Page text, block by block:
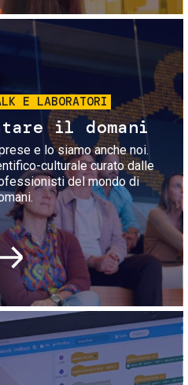
Immagine
E LABORATORI
il domani
e lo siamo anche noi.
culturale curato dalle
del mondo di
Immagine